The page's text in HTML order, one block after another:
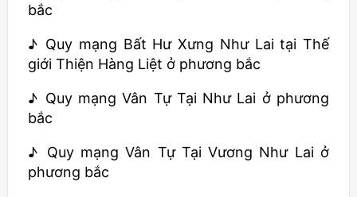
bắc
♪ Quy mạng Bất Hư Xưng Như Lai tại Thế
giới Thiện Hàng Liệt ở phương bắc
♪ Quy mạng Vân Tự Tại Như Lai ở phương
bắc
♪ Quy mạng Vân Tự Tại Vương Như Lai ở
phương bắc